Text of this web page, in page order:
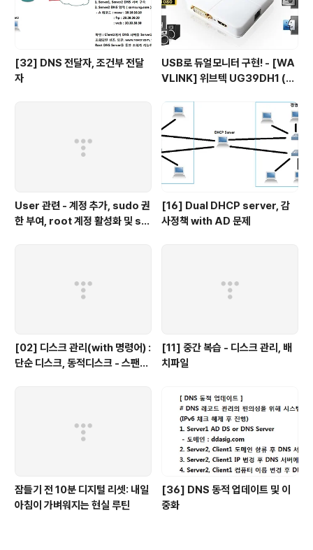
[32] DNS 전달자, 조건부 전달
자
USB로 듀얼모니터 구현! - [WA
VLINK] 위브텍 UG39DH1 (U
2port)
User 관련 - 계정 추가, sudo 권
한 부여, root 계정 활성화 및 su
[16] Dual DHCP server, 감
사정책 with AD 문제
[02] 디스크 관리(with 명령어) :
단순 디스크, 동적디스크 - 스팬볼
[11] 중간 복습 - 디스크 관리, 배
치파일
잠들기 전 10분 디지털 리셋: 내일
아침이 가벼워지는 현실 루틴
[36] DNS 동적 업데이트 및 이
중화